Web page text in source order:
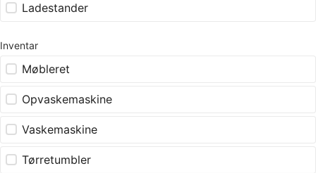
Ladestander
Inventar
Møbleret
Opvaskemaskine
Vaskemaskine
Tørretumbler